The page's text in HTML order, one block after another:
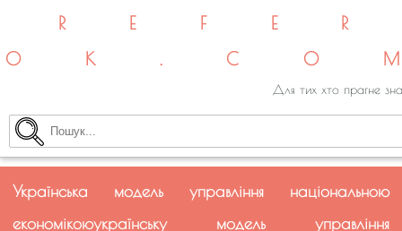
Для тих хто прагне
Українська модель управління національною
економікоюукраїнську модель управління